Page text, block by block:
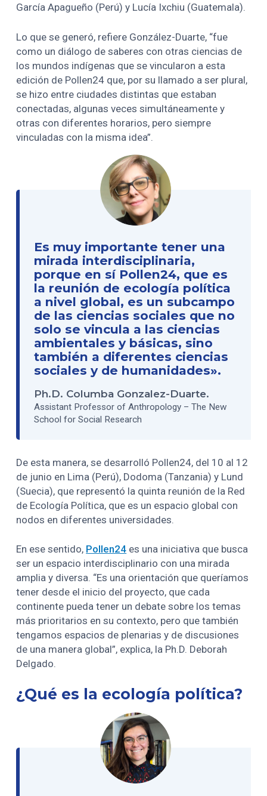
García Apagueño (Perú) y Lucía Ixchiu (Guatemala).
Lo que se generó, refiere González-Duarte, “fue
como un diálogo de saberes con otras ciencias de
los mundos indígenas que se vincularon a esta
edición de Pollen24 que, por su llamado a ser plural,
se hizo entre ciudades distintas que estaban
conectadas, algunas veces simultáneamente y
otras con diferentes horarios, pero siempre
vinculadas con la misma idea”.
Es muy importante tener una
mirada interdisciplinaria,
porque en sí Pollen24, que es
la reunión de ecología política
a nivel global, es un subcampo
de las ciencias sociales que no
solo se vincula a las ciencias
ambientales y básicas, sino
también a diferentes ciencias
sociales y de humanidades».
Ph.D. Columba Gonzalez-Duarte.
Assistant Professor of Anthropology – The New
School for Social Research
De esta manera, se desarrolló Pollen24, del 10 al 12
de junio en Lima (Perú), Dodoma (Tanzania) y Lund
(Suecia), que representó la quinta reunión de la Red
de Ecología Política, que es un espacio global con
nodos en diferentes universidades.
En ese sentido, Pollen24 es una iniciativa que busca
ser un espacio interdisciplinario con una mirada
amplia y diversa. “Es una orientación que queríamos
tener desde el inicio del proyecto, que cada
continente pueda tener un debate sobre los temas
más prioritarios en su contexto, pero que también
tengamos espacios de plenarias y de discusiones
de una manera global”, explica, la Ph.D. Deborah
Delgado.
¿Qué es la ecología política?